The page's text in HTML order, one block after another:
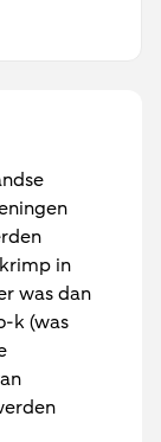
in
was dan
k (was